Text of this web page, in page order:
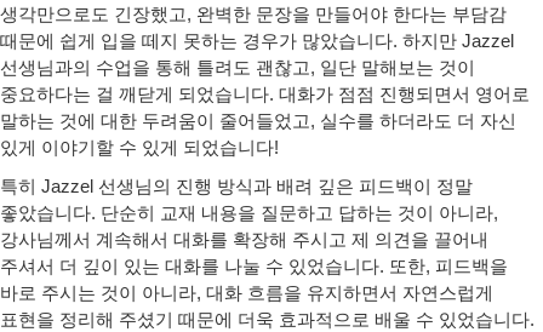
생각만으로도 긴장했고, 완벽한 문장을 만들어야 한다는 부담감
때문에 쉽게 입을 떼지 못하는 경우가 많았습니다. 하지만 Jazzel
선생님과의 수업을 통해 틀려도 괜찮고, 일단 말해보는 것이
중요하다는 걸 깨닫게 되었습니다. 대화가 점점 진행되면서 영어로
말하는 것에 대한 두려움이 줄어들었고, 실수를 하더라도 더 자신
있게 이야기할 수 있게 되었습니다!
특히 Jazzel 선생님의 진행 방식과 배려 깊은 피드백이 정말
좋았습니다. 단순히 교재 내용을 질문하고 답하는 것이 아니라,
강사님께서 계속해서 대화를 확장해 주시고 제 의견을 끌어내
주셔서 더 깊이 있는 대화를 나눌 수 있었습니다. 또한, 피드백을
바로 주시는 것이 아니라, 대화 흐름을 유지하면서 자연스럽게
표현을 정리해 주셨기 때문에 더욱 효과적으로 배울 수 있었습니다.